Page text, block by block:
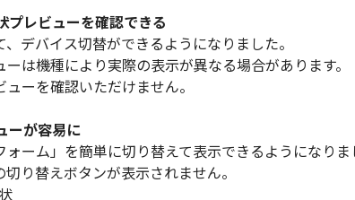
プレビューを確認できる
デバイス切替ができるようになりました。
は機種により実際の表示が異なる場合があります。
ーを確認いただけません。
ーが容易に
ーム」を簡単に切り替えて表示できるようになりま
り替えボタンが表示されません。